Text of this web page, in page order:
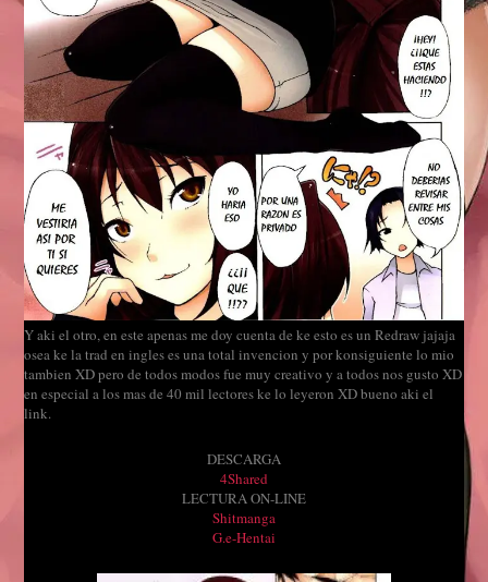
Y aki el otro, en este apenas me doy cuenta de ke esto es un Redraw jajaja
osea ke la trad en ingles es una total invencion y por konsiguiente lo mio
tambien XD pero de todos modos fue muy creativo y a todos nos gusto XD
en especial a los mas de 40 mil lectores ke lo leyeron XD bueno aki el
link.
DESCARGA
4Shared
LECTURA ON-LINE
Shitmanga
G.e-Hentai